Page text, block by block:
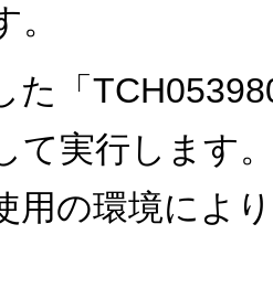
。
た「
て実行します
用の環境によ